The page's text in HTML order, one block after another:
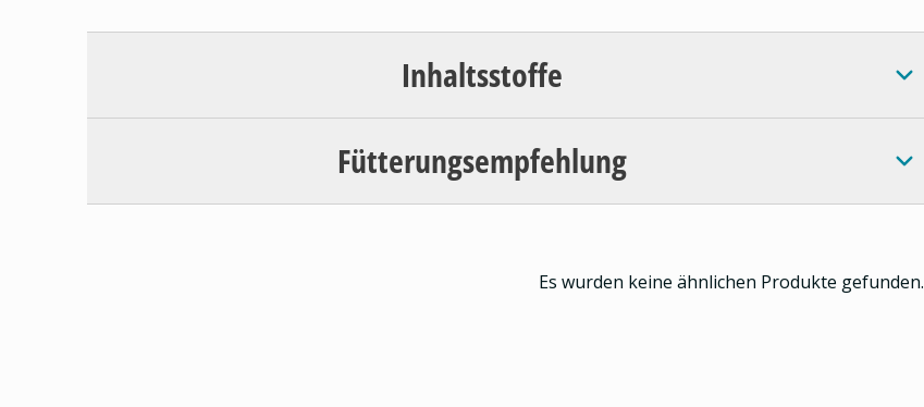
Inhaltsstoffe
Fütterungsempfehlung
Es wurden keine ähnlichen Produkte gefunden.